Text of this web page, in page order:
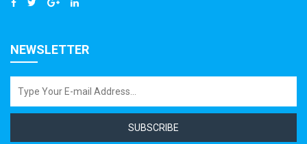
NEWSLETTER
SUBSCRIBE